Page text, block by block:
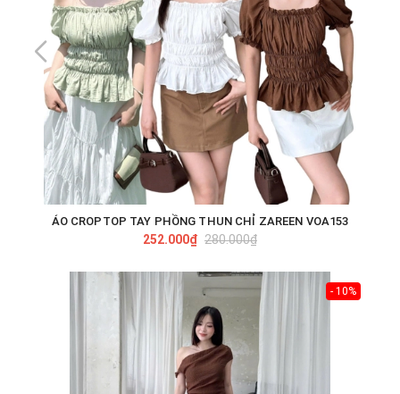
ÁO CROPTOP TAY PHỒNG THUN CHỈ ZAREEN VOA153
252.000₫ 280.000₫
- 10%